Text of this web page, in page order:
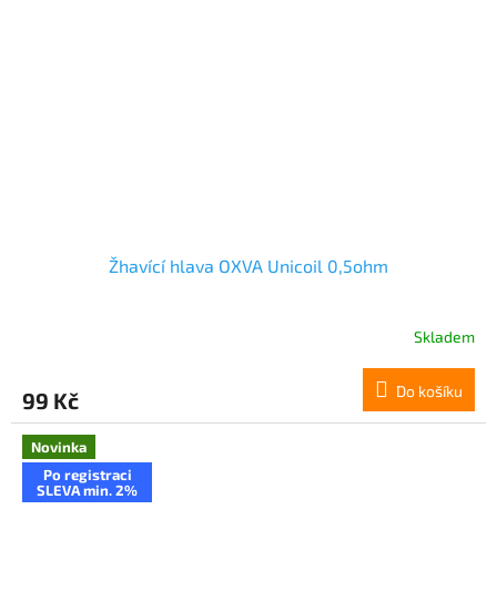
Žhavící hlava OXVA Unicoil 0,5ohm
Skladem
99 Kč Do košíku
Novinka
Po registraci
SLEVA min. 2%